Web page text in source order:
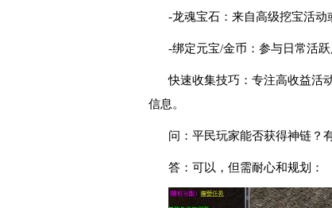
-龙魂宝石：来自高级挖宝活动
-绑定元宝/金币：参与日常活
快速收集技巧：专注高收益活
信息。
问：平民玩家能否获得神链？
答：可以，但需耐心和规划：